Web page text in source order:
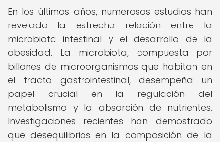
En los últimos años, numerosos estudios han
revelado la estrecha relación entre la
microbiota intestinal y el desarrollo de la
obesidad. La microbiota, compuesta por
billones de microorganismos que habitan en
el tracto gastrointestinal, desempeña un
papel crucial en la regulación del
metabolismo y la absorción de nutrientes.
Investigaciones recientes han demostrado
que desequilibrios en la composición de la